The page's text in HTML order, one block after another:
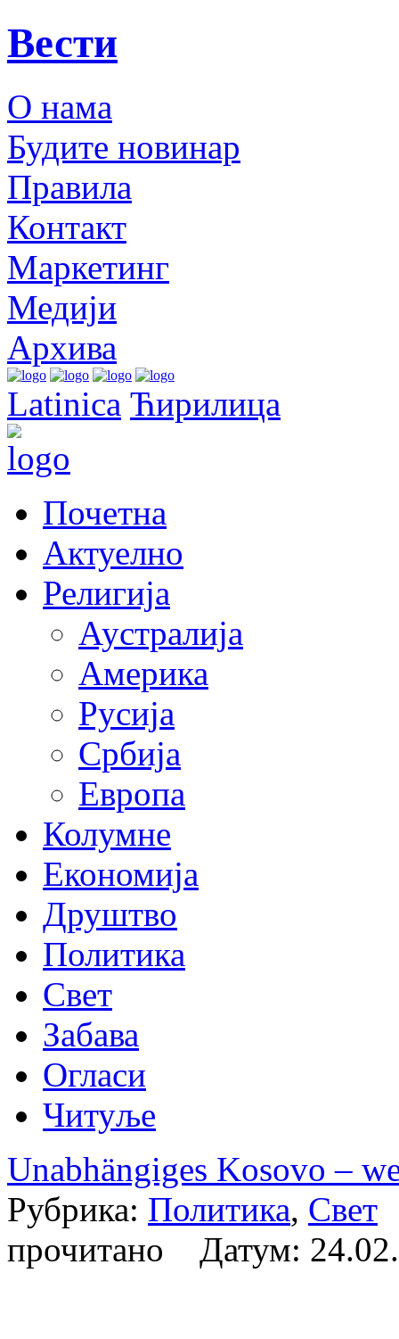
Вести
О нама
Будите новинар
Правила
Контакт
Маркетинг
Медији
Архива
Latinica Ћирилица
Почетна
Актуелно
Религија
Аустралија
Америка
Русија
Србија
Европа
Колумне
Економија
Друштво
Политика
Свет
Забава
Огласи
Читуље
Unabhängiges Kosovo –
Рубрика: Политика, Свет
прочитано Датум: